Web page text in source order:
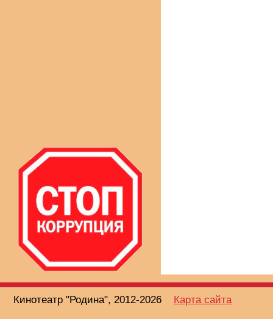
Кинотеатр "Родина", 2012-2026 Карта сайта